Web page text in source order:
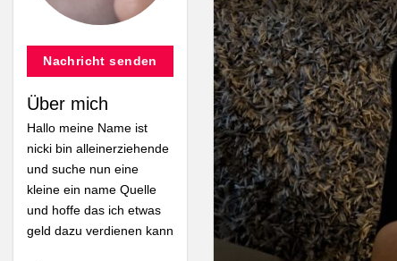
Nachricht senden
Über mich
Hallo meine Name ist
nicki bin alleinerziehende
und suche nun eine
kleine ein name Quelle
und hoffe das ich etwas
geld dazu verdienen kann